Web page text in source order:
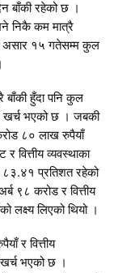
बाँकी रहेको छ ।
निकै कम मात्रै
असार १५ गतेसम्म कुल
बाँकी हुँदा पनि कुल
खर्च भएको छ । जबकी
८० लाख रुपैयाँ
वित्तीय व्यवस्थाका
प्रतिशत रहेको
९८ करोड र वित्तीय
लक्ष्य लिएको थियो ।
र वित्तीय
भएको छ ।